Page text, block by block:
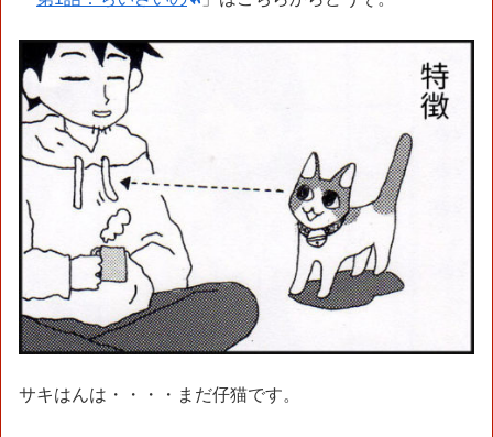
サキはんは・・・・まだ仔猫です。